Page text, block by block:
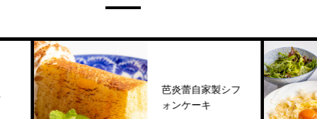
芭炎蕾自家製シフ
ォンケーキ